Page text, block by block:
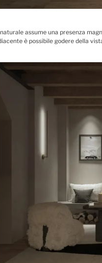
assume una presenza
è possibile godere della